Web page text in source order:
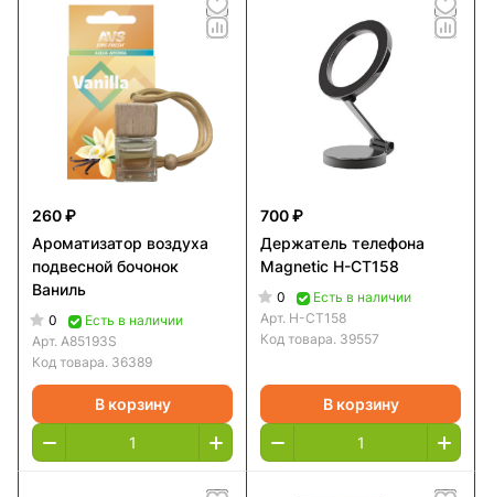
260 ₽
Ароматизатор воздуха
подвесной бочонок
Ваниль
0
Есть в наличии
Арт. A85193S
Код товара. 36389
В корзину
700 ₽
Держатель телефона
Magnetic H-CT158
0
Есть в наличии
Арт. H-CT158
Код товара. 39557
В корзину